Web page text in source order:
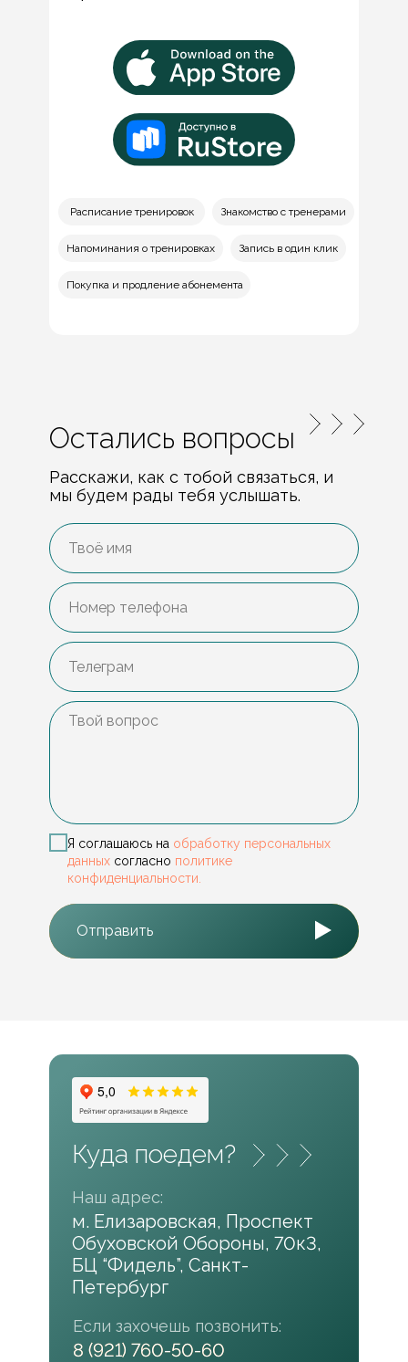
Покупка и продление абонемента
Напоминания о тренировках Запись в один клик
Знакомство с тренерами
Расписание тренировок
Я соглашаюсь на обработку персональных
данных согласно политике
конфиденциальности.
Остались вопросы
Расскажи, как с тобой связаться, и
мы будем рады тебя услышать.
Отправить
Куда поедем?
Наш адрес:
м. Елизаровская, Проспект
Обуховской Обороны, 70к3,
БЦ “Фидель”, Санкт-
Петербург
Если захочешь позвонить:
8 (921) 760-50-60
8 (921) 760-50-60